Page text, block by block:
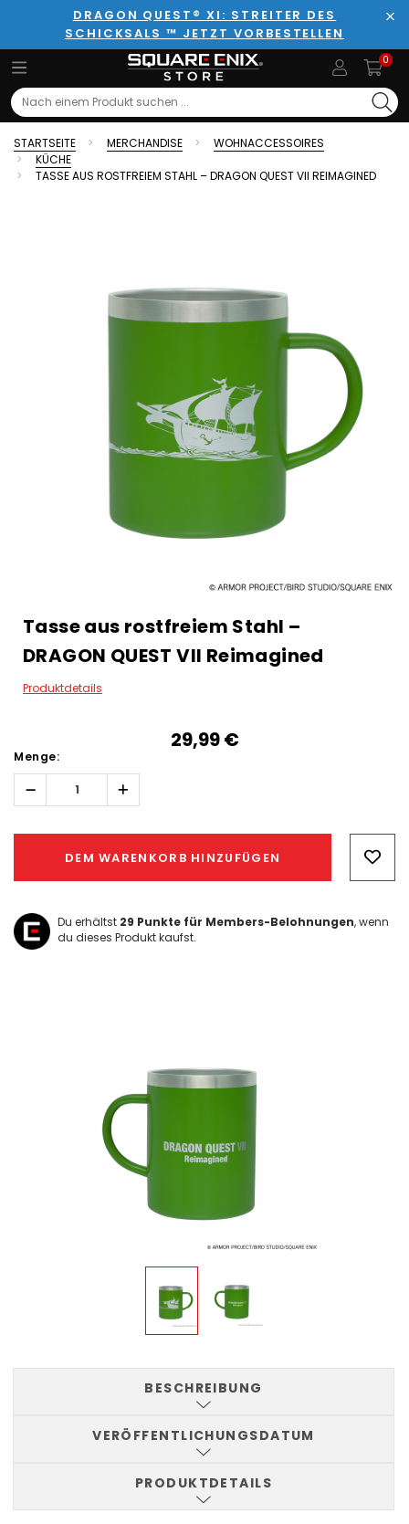
DRAGON QUEST® XI: STREITER DES
SCHICKSALS ™ JETZT VORBESTELLEN
0
Search
STARTSEITE MERCHANDISE
WOHNACCESSOIRES
KÜCHE
TASSE AUS ROSTFREIEM STAHL – DRAGON QUEST VII REIMAGINED
Tasse aus rostfreiem Stahl –
DRAGON QUEST VII Reimagined
Produktdetails
29,99‎ ‎€
Menge:
Menge
erhöhen:
Menge
verringern:
DEM WARENKORB HINZUFÜGEN
Du erhältst 29 Punkte für Members-Belohnungen, wenn
du dieses Produkt kaufst.
BESCHREIBUNG
VERÖFFENTLICHUNGSDATUM
PRODUKTDETAILS